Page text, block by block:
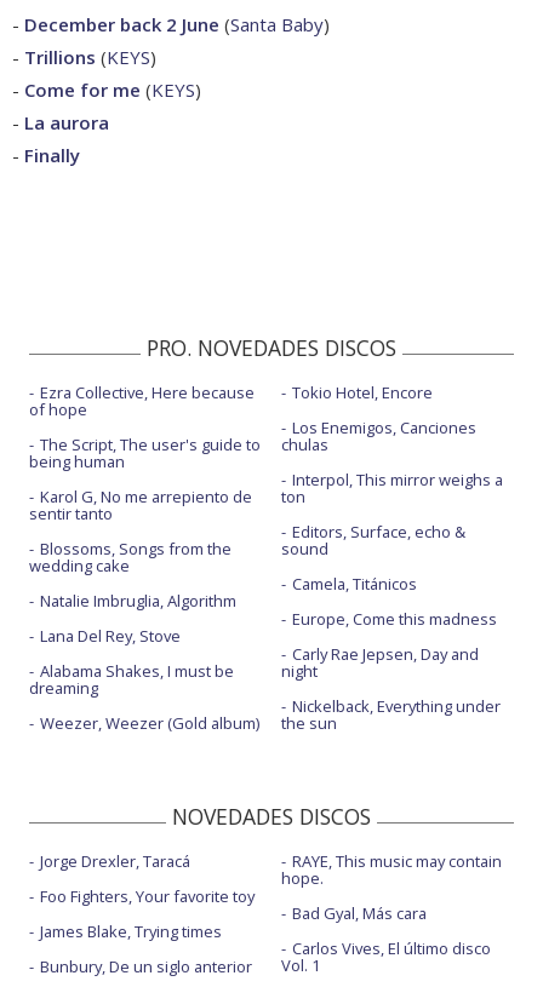
- December back 2 June (Santa Baby)
- Trillions (KEYS)
- Come for me (KEYS)
- La aurora
- Finally
PRO. NOVEDADES DISCOS
Ezra Collective, Here because
of hope
The Script, The user's guide to
being human
Karol G, No me arrepiento de
sentir tanto
Blossoms, Songs from the
wedding cake
Natalie Imbruglia, Algorithm
Lana Del Rey, Stove
Alabama Shakes, I must be
dreaming
Weezer, Weezer (Gold album)
Tokio Hotel, Encore
Los Enemigos, Canciones
chulas
Interpol, This mirror weighs a
ton
Editors, Surface, echo &
sound
Camela, Titánicos
Europe, Come this madness
Carly Rae Jepsen, Day and
night
Nickelback, Everything under
the sun
NOVEDADES DISCOS
Jorge Drexler, Taracá
Foo Fighters, Your favorite toy
James Blake, Trying times
Bunbury, De un siglo anterior
RAYE, This music may contain
hope.
Bad Gyal, Más cara
Carlos Vives, El último disco
Vol. 1